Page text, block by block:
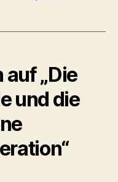
„Die
und die